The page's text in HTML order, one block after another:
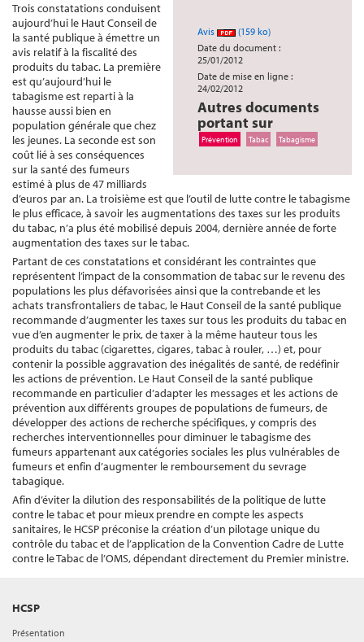
Avis
(159 ko)
Date du document :
25/01/2012
Date de mise en ligne :
24/02/2012
Autres documents
portant sur
Prévention Tabac Tabagisme
Trois constatations conduisent
aujourd’hui le Haut Conseil de
la santé publique à émettre un
avis relatif à la fiscalité des
produits du tabac. La première
est qu’aujourd’hui le
tabagisme est reparti à la
hausse aussi bien en
population générale que chez
les jeunes. La seconde est son
coût lié à ses conséquences
sur la santé des fumeurs
estimé à plus de 47 milliards
d’euros par an. La troisième est que l’outil de lutte contre le tabagisme
le plus efficace, à savoir les augmentations des taxes sur les produits
du tabac, n’a plus été mobilisé depuis 2004, dernière année de forte
augmentation des taxes sur le tabac.
Partant de ces constatations et considérant les contraintes que
représentent l’impact de la consommation de tabac sur le revenu des
populations les plus défavorisées ainsi que la contrebande et les
achats transfrontaliers de tabac, le Haut Conseil de la santé publique
recommande d’augmenter les taxes sur tous les produits du tabac en
vue d’en augmenter le prix, de taxer à la même hauteur tous les
produits du tabac (cigarettes, cigares, tabac à rouler, …) et, pour
contenir la possible aggravation des inégalités de santé, de redéfinir
les actions de prévention. Le Haut Conseil de la santé publique
recommande en particulier d’adapter les messages et les actions de
prévention aux différents groupes de populations de fumeurs, de
développer des actions de recherche spécifiques, y compris des
recherches interventionnelles pour diminuer le tabagisme des
fumeurs appartenant aux catégories sociales les plus vulnérables de
fumeurs et enfin d’augmenter le remboursement du sevrage
tabagique.
Afin d’éviter la dilution des responsabilités de la politique de lutte
contre le tabac et pour mieux prendre en compte les aspects
sanitaires, le HCSP préconise la création d’un pilotage unique du
contrôle du tabac et de l’application de la Convention Cadre de Lutte
contre le Tabac de l’OMS, dépendant directement du Premier ministre.
HCSP
Présentation